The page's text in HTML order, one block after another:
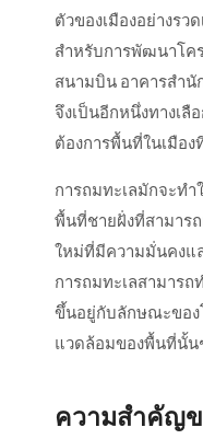
ตัวของเมืองอย่างรว
สำหรับการพัฒนาโคร
สนามบิน อาคารสำนั
จึงเป็นอีกหนึ่งทางเ
ต้องการพื้นที่ในเมือ
การถมทะเลมักจะท
พื้นที่ชายฝั่งที่สามาร
ใหม่ที่มีความมั่นคงแ
การถมทะเลสามาร
ขึ้นอยู่กับลักษณะของ
แวดล้อมของพื้นที่นั้น
ความสำคัญข